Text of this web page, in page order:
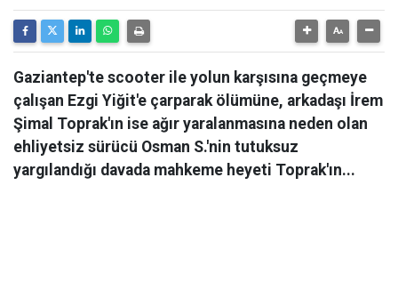
Gaziantep'te scooter ile yolun karşısına geçmeye
çalışan Ezgi Yiğit'e çarparak ölümüne, arkadaşı İrem
Şimal Toprak'ın ise ağır yaralanmasına neden olan
ehliyetsiz sürücü Osman S.'nin tutuksuz
yargılandığı davada mahkeme heyeti Toprak'ın...